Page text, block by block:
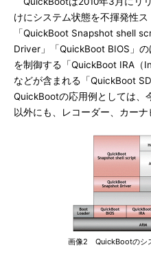
けにシステム状態を不揮発性
「QuickBoot Snapshot shell
Driver」「QuickBoot BIOS」
を制御する「QuickBoot IRA（
などが含まれる「QuickBoot
QuickBootの応用例としては、
以外にも、レコーダー、カー
画像2 QuickBootのシ